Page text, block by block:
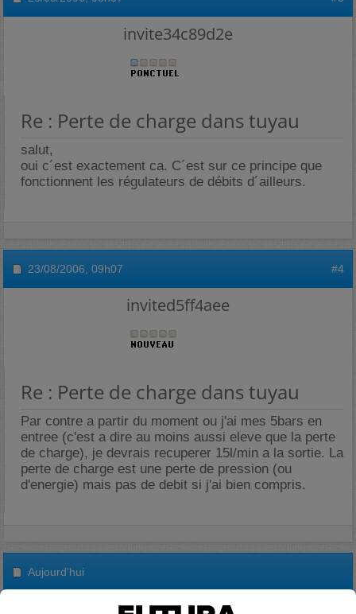
invite34c89d2e
Re : Perte de charge dans tuyau
salut,
oui c´est exactement ca. C´est sur ce principe que
fonctionnent les régulateurs de débits d´ailleurs.
23/08/2006, 09h07 #4
invited5ff4aee
Re : Perte de charge dans tuyau
Par contre a partir du moment ou j'ai mes 5bars en
entree (c'est a dire au moins aussi eleve que la perte
de charge), je devrais recuperer 15l/min a la sortie. La
perte de charge est une perte de pression (ou
d'energie) mais pas de debit si j'ai bien compris.
Aujourd'hui
A voir en vidéo sur Futura